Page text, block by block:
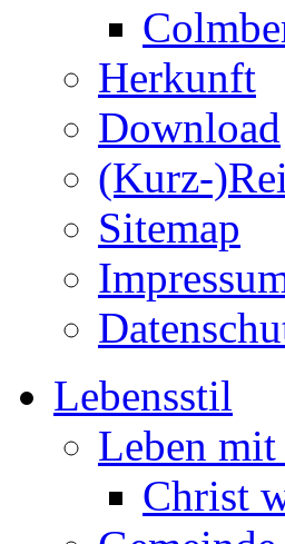
Herkunft
Download
(Kurz-
Sitemap
Lebensstil
Leben mit
Christ